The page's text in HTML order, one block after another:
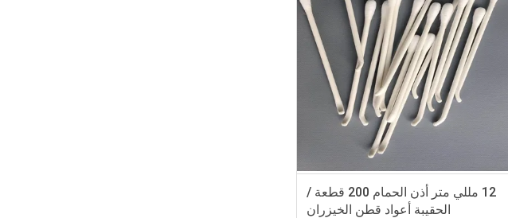
12 مللي متر أذن الحمام 200 قطعة /
الحقيبة أعواد قطن الخيزران